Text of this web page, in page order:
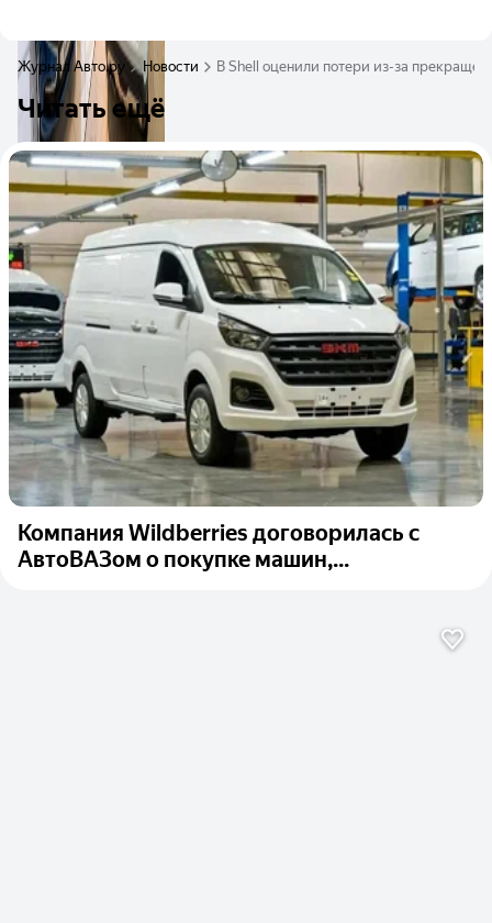
Журнал Авто.ру Новости В Shell оценили потери из-за
Читать ещё
Компания Wildberries договорилась с
АвтоВАЗом о покупке машин,...